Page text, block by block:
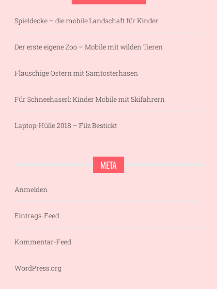
Spieldecke – die mobile Landschaft für Kinder
Der erste eigene Zoo – Mobile mit wilden Tieren
Flauschige Ostern mit Samtosterhasen
Für Schneehaserl: Kinder Mobile mit Skifahrern
Laptop-Hülle 2018 – Filz Bestickt
META
Anmelden
Eintrags-Feed
Kommentar-Feed
WordPress.org